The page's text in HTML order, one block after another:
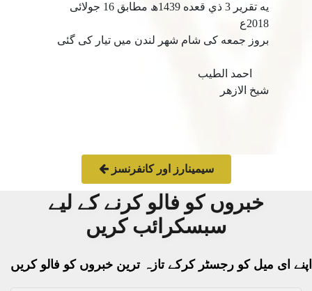
يه تقرير 3 ذي قعده 1439ھ مطابق 16 جولائى
2018ع
بروز جمعه كى شام شهر لندن ميں تيار كى گئى
احمد الطيب
شيخ الازهر
سیمینارز اور کانفرنسز
خبروں کو فالو کرنے کے لیے
سبسکرائب کریں
اپنے ای میل کو رجسٹر کرکے تازہ ترین خبروں کو فالو کریں